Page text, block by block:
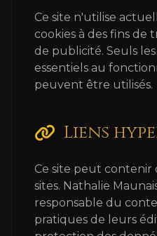
Ce site n'utilise
cookies à des fins de
de publicité. Seuls
essentiels au
peuvent être utilisés.
Liens
Ce site peut contenir
sites. Nathalie
responsable du
pratiques de leurs